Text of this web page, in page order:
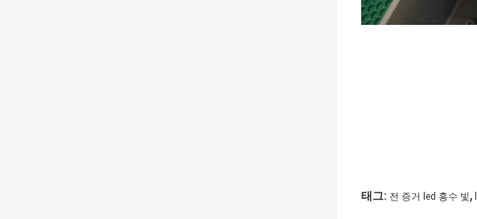
태그: 전 증거 led 홍수 빛,